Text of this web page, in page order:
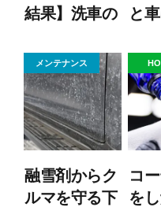
結果】洗車の
てください
と
な
を紹
メンテナンス
融雪剤からク
ルマを守る下
コ
を